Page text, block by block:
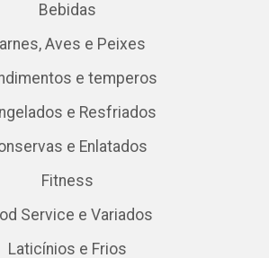
Bebidas
Aves e Peixes
e temperos
e Resfriados
e Enlatados
Fitness
Service e Variados
Laticínios e Frios